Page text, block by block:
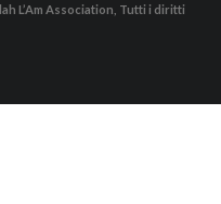
L’Am Association, Tutti i diritti